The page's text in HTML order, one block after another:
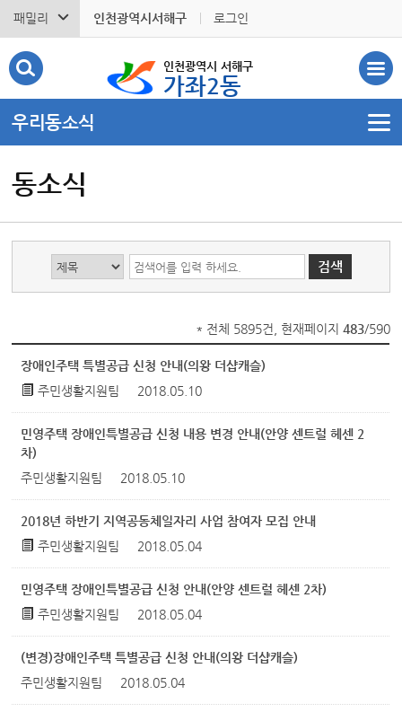
패밀리 인천광역시서해구 로그인
인천광역시 서해구
가좌2동
우리동소식
동소식
* 전체 5895건, 현재페이지 483/590
장애인주택 특별공급 신청 안내(의왕 더샵캐슬)
주민생활지원팀
2018.05.10
민영주택 장애인특별공급 신청 내용 변경 안내(안양 센트럴 헤센 2
차)
주민생활지원팀
2018.05.10
2018년 하반기 지역공동체일자리 사업 참여자 모집 안내
주민생활지원팀
2018.05.04
민영주택 장애인특별공급 신청 안내(안양 센트럴 헤센 2차)
주민생활지원팀
2018.05.04
(변경)장애인주택 특별공급 신청 안내(의왕 더샵캐슬)
주민생활지원팀
2018.05.04